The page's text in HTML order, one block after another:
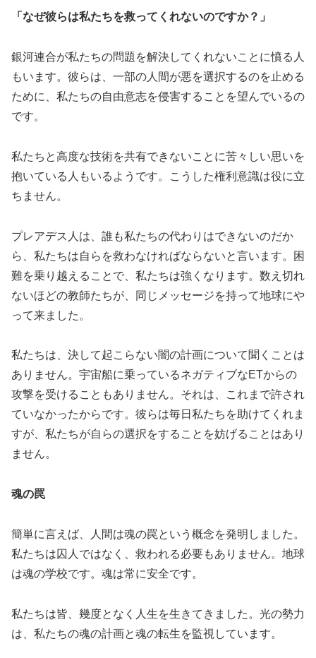
「なぜ彼らは私たちを救ってくれないのですか？」
銀河連合が私たちの問題を解決してくれないことに憤る人
もいます。彼らは、一部の人間が悪を選択するのを止める
ために、私たちの自由意志を侵害することを望んでいるの
です。
私たちと高度な技術を共有できないことに苦々しい思いを
抱いている人もいるようです。こうした権利意識は役に立
ちません。
プレアデス人は、誰も私たちの代わりはできないのだか
ら、私たちは自らを救わなければならないと言います。困
難を乗り越えることで、私たちは強くなります。数え切れ
ないほどの教師たちが、同じメッセージを持って地球にや
って来ました。
私たちは、決して起こらない闇の計画について聞くことは
ありません。宇宙船に乗っているネガティブなETからの
攻撃を受けることもありません。それは、これまで許され
ていなかったからです。彼らは毎日私たちを助けてくれま
すが、私たちが自らの選択をすることを妨げることはあり
ません。
魂の罠
簡単に言えば、人間は魂の罠という概念を発明しました。
私たちは囚人ではなく、救われる必要もありません。地球
は魂の学校です。魂は常に安全です。
私たちは皆、幾度となく人生を生きてきました。光の勢力
は、私たちの魂の計画と魂の転生を監視しています。